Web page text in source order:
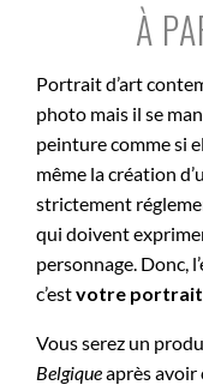
À
Portrait d’art
photo mais il se
peinture comme si
même la création
strictement
qui doivent
personnage. Donc,
c’estvotre portrait
Vous serez un
Belgiqueaprès avoir